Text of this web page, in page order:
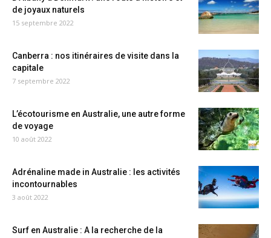
de joyaux naturels
15 septembre 2022
Canberra : nos itinéraires de visite dans la
capitale
7 septembre 2022
L’écotourisme en Australie, une autre forme
de voyage
10 août 2022
Adrénaline made in Australie : les activités
incontournables
3 août 2022
Surf en Australie : A la recherche de la